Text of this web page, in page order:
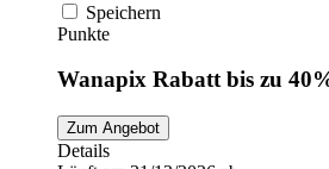
Speichern
Punkte
Wanapix Rabatt bis zu
Zum Angebot
Details